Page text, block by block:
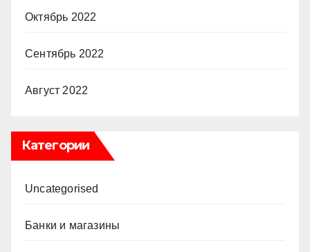
Октябрь 2022
Сентябрь 2022
Август 2022
Категории
Uncategorised
Банки и магазины